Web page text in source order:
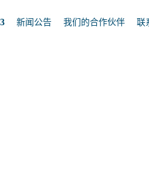
新闻公告 我们的合作伙伴 联